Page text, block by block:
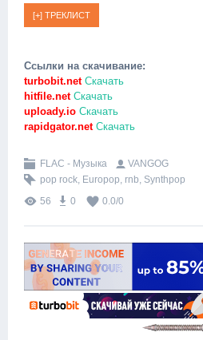
Ссылки на скачивание:
turbobit.netСкачать
hitfile.netСкачать
uploady.io Скачать
rapidgator.netСкачать
FLAC - Музыка
VANGOG
pop rock, Europop, rnb, Synthpop
56
0 0.0/0